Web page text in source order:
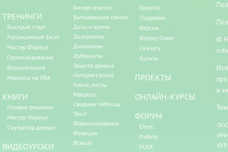
ТРЕНИНГИ
Быстрый старт
Расширенный Excel
Мастер Формул
Прогнозирование
Визуализация
Макросы на VBA
КНИГИ
Готовые решения
Мастер Формул
Скульптор данных
ВИДЕОУРОКИ
Бизнес-анализ
Выпадающие списки
Даты и время
Диаграммы
Диапазоны
Дубликаты
Защита данных
Интернет, email
Книги, листы
Макросы
Сводные таблицы
Текст
Форматирование
Функции
Всякое
Коротко
Подробно
Версии
Вопрос-Ответ
Скачать
Купить
ПРОЕКТЫ
ОНЛАЙН-КУРСЫ
ФОРУМ
Excel
Работа
PLEX
©
и